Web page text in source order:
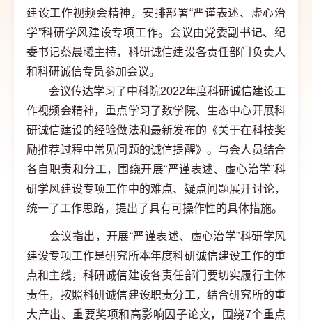
建设工作视频会精神，安排部署“严谨表述、虚心治
学”科研学风建设专项工作。会议由党委副书记、纪
委书记蔡晨曦主持，科研诚信建设各责任部门负责人
和科研诚信专员参加会议。
会议传达学习了中科院2022年度科研诚信建设工
作视频会精神，重点学习了数学院、生态中心开展科
研诚信建设的经验做法和最新发布的《关于在科技奖
励推荐过程中常见问题的诚信提醒》。与会人员结合
各自职责和分工，围绕开展“严谨表述、虚心治学”科
研学风建设专项工作中的难点、疑点问题展开讨论，
统一了工作思路，提出了具有可操作性的具体措施。
会议指出，开展“严谨表述、虚心治学”科研学风
建设专项工作是研究所本年度科研诚信建设工作的重
点和主线，科研诚信建设各责任部门要切实履行主体
责任，按照科研诚信建设职责分工，结合研究所的重
大产出、重要奖项和高影响因子论文，围绕7个重点